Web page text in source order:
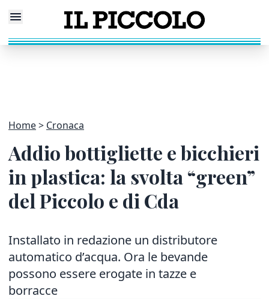
Home Cronaca
Addio bottigliette e bicchieri
in plastica: la svolta “green”
del Piccolo e di Cda
Installato in redazione un distributore
automatico d’acqua. Ora le bevande
possono essere erogate in tazze e
borracce